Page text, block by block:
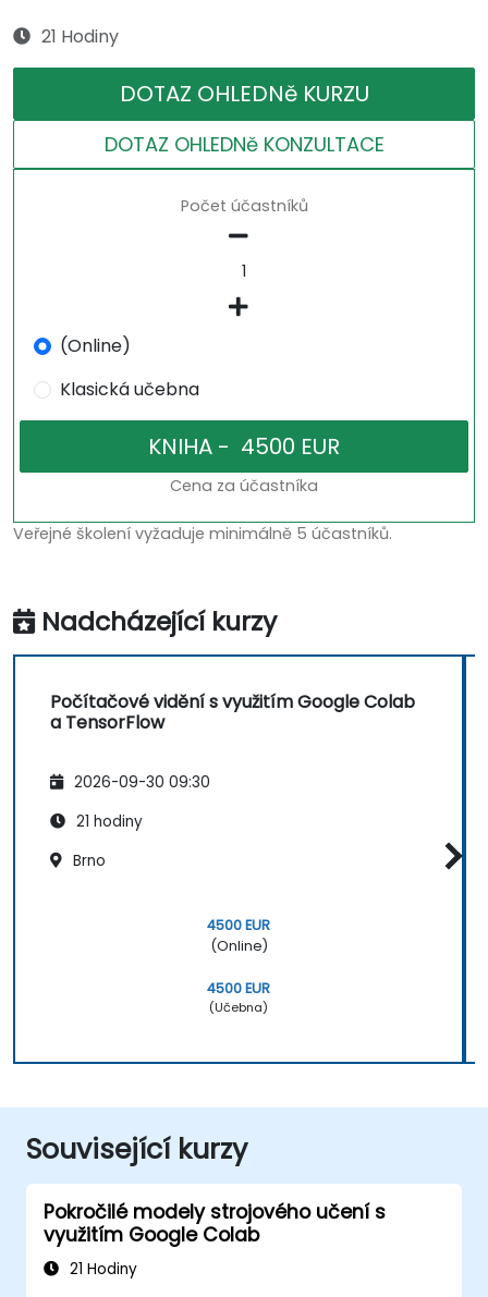
21 Hodiny
DOTAZ OHLEDNě KURZU
DOTAZ OHLEDNě KONZULTACE
Počet účastníků
(Online)
Klasická učebna
Cena za účastníka
Veřejné školení vyžaduje minimálně 5 účastníků.
Nadcházející kurzy
Počítačové vidění s využitím Google Colab
a TensorFlow
2026-09-30 09:30
21 hodiny
Brno
4500 EUR
(Online)
4500 EUR
(Učebna)
Související kurzy
Pokročilé modely strojového učení s
využitím Google Colab
21 Hodiny